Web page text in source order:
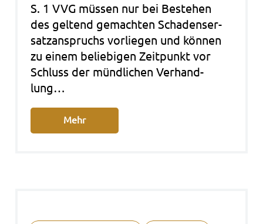
S. 1 VVG müs­sen nur bei Bestehen
des gel­tend gemach­ten Scha­dens­er­
satz­an­spruchs vor­lie­gen und kön­nen
zu einem belie­bi­gen Zeit­punkt vor
Schluss der münd­li­chen Ver­hand­
lung…
Mehr